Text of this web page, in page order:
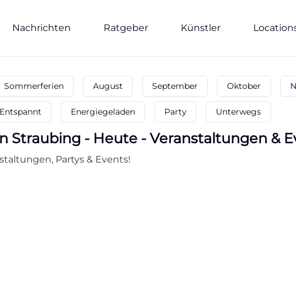
Nachrichten Ratgeber Künstler
Sommerferien August September Oktober
Entspannt Energiegeladen Party Unterwegs
Straubing - Heute - Veranstaltungen &
Partys & Events!